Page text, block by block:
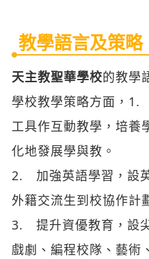
教學語言及策略
天主教聖華學校的教學
學校教學策略方面，
工具作互動教學，培養
化地發展學與教。
2. 加強英語學習，設
外籍交流生到校協作計
3. 提升資優教育，設
戲劇、編程校隊、藝術